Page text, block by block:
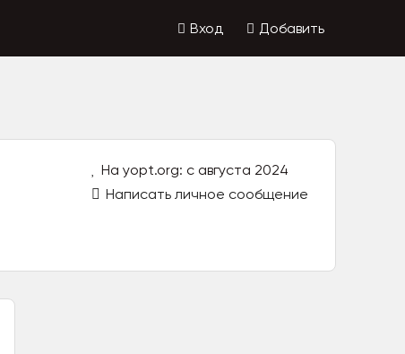
Вход Добавить
На yopt.org: с августа 2024
Написать личное сообщение